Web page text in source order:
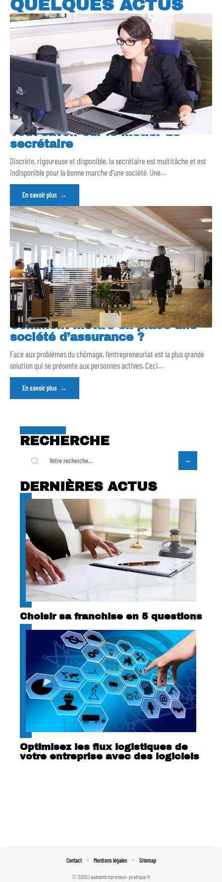
QUELQUES ACTUS
Tout savoir sur le métier de
secrétaire
Discrète, rigoureuse et disponible, la secrétaire est multitâche et est
indisponible pour la bonne marche d’une société. Une…
En savoir plus
Comment mettre en place une
société d’assurance ?
Face aux problèmes du chômage, l’entrepreneuriat est la plus grande
solution qui se présente aux personnes actives. Ceci…
En savoir plus
RECHERCHE
DERNIÈRES ACTUS
Choisir sa franchise en 5 questions
Optimisez les flux logistiques de
votre entreprise avec des logiciels
© 2025 | autoentrepreneur-pratique.fr
Contact Mentions légales Sitemap